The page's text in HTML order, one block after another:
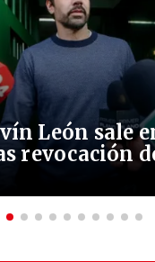
León sale
revocación